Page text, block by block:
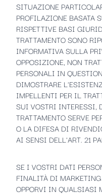
SITUAZIONE
PROFILAZIONE BASATA
RISPETTIVE BASI
TRATTAMENTO SONO
INFORMATIVA SULLA
OPPOSIZIONE, NON
PERSONALI IN
DIMOSTRARE
IMPELLENTI PER IL
SUI VOSTRI INTERESSI,
TRATTAMENTO SERVE
O LA DIFESA DI
AI SENSI DELL'ART. 21
SE I VOSTRI DATI
FINALITÀ DI
OPPORVI IN QUALSIASI